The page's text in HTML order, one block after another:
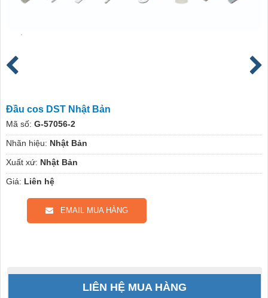
Đầu cos DST Nhật Bản
Mã số: G-57056-2
Nhãn hiệu: Nhật Bản
Xuất xứ: Nhật Bản
Giá: Liên hệ
EMAIL MUA HÀNG
LIÊN HỆ MUA HÀNG